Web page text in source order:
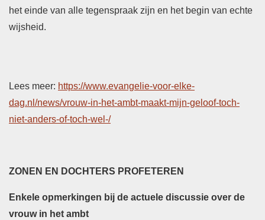
het einde van alle tegenspraak zijn en het begin van echte
wijsheid.
Lees meer: https://www.evangelie-voor-elke-
dag.nl/news/vrouw-in-het-ambt-maakt-mijn-geloof-toch-
niet-anders-of-toch-wel-/
ZONEN EN DOCHTERS PROFETEREN
Enkele opmerkingen bij de actuele discussie over de
vrouw in het ambt